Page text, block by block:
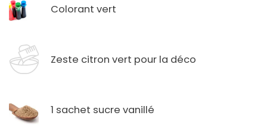
Colorant vert
Zeste citron vert pour la déco
1 sachet sucre vanillé